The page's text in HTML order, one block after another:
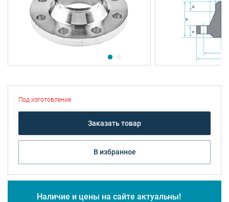
Под изготовление
Заказать товар
В избранное
Наличие и цены на сайте актуальны!